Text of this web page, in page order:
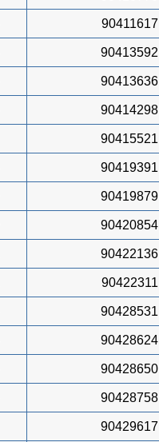
90411617
90413592
90413636
90414298
90415521
90419391
90419879
90420854
90422136
90422311
90428531
90428624
90428650
90428758
90429617